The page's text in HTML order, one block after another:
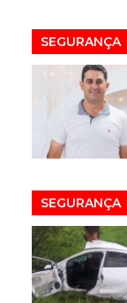
SEGURANÇA
SEGURANÇA